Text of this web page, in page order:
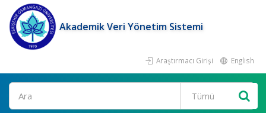
Akademik Veri Yönetim Sistemi
Araştırmacı Girişi English
Ara